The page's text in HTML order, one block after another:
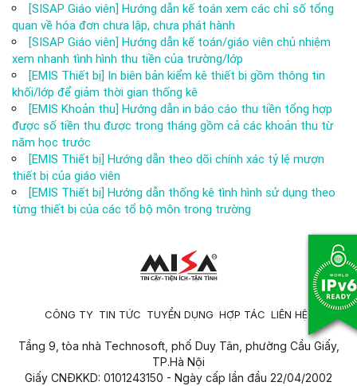
[SISAP Giáo viên] Hướng dẫn kế toán xem các chỉ số tổng
quan về hóa đơn chưa lập, chưa phát hành
[SISAP Giáo viên] Hướng dẫn kế toán/giáo viên chủ nhiệm
xem nhanh tình hình thu tiền của trường/lớp
[EMIS Thiết bị] In biên bản kiểm kê thiết bị gồm thông tin
khối/lớp để giảm thời gian thống kê
[EMIS Khoản thu] Hướng dẫn in báo cáo thu tiền tổng hợp
được số tiền thu được trong tháng gồm cả các khoản thu từ
năm học trước
[EMIS Thiết bị] Hướng dẫn theo dõi chính xác tỷ lệ mượn
thiết bị của giáo viên
[EMIS Thiết bị] Hướng dẫn thống kê tình hình sử dụng theo
từng thiết bị của các tổ bộ môn trong trường
CÔNG TY TIN TỨC TUYỂN DỤNG HỢP TÁC LIÊN HỆ
Tầng 9, tòa nhà Technosoft, phố Duy Tân, phường Cầu Giấy,
TP.Hà Nội
Giấy CNĐKKD: 0101243150 - Ngày cấp lần đầu 22/04/2002